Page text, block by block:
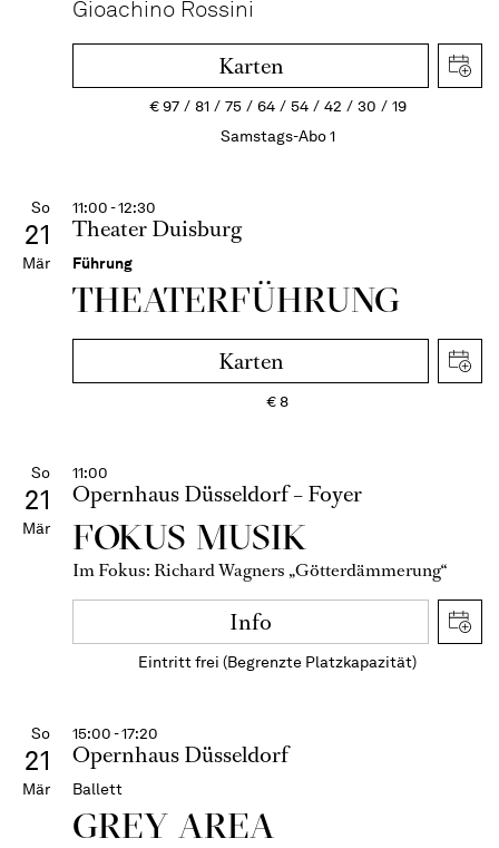
Gioachino Rossini
Karten
€97 81 75 64 54 42 30
19
Samstags-Abo 1
So
21
Mär
11:00 - 12:30
Theater Duisburg
Führung
THEATER­FÜHR­UNG
Karten
€8
So
21
Mär
11:00
Opernhaus Düsseldorf – Foyer
FOKUS MUSIK
Im Fokus: Richard Wagners „Götterdämmerung“
Info
Eintritt frei (Begrenzte Platzkapazität)
So
21
Mär
15:00 - 17:20
Opernhaus Düsseldorf
Ballett
GREY AREA